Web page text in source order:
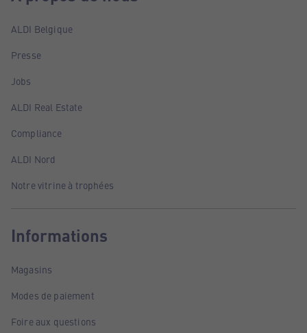
ALDI Belgique
Presse
Jobs
ALDI Real Estate
Compliance
ALDI Nord
Notre vitrine à trophées
Informations
Magasins
Modes de paiement
Foire aux questions